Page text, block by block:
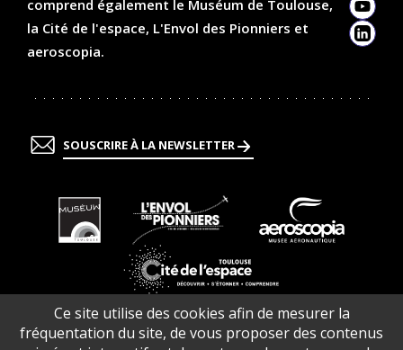
Ce site utilise des cookies afin de mesurer la
fréquentation du site, de vous proposer des contenus
comprend également le Muséum de Toulouse,
la Cité de l'espace, L'Envol des Pionniers et
aeroscopia.
SOUSCRIRE À LA NEWSLETTER
plus
En
savoir
plus
plus
savoir
plus